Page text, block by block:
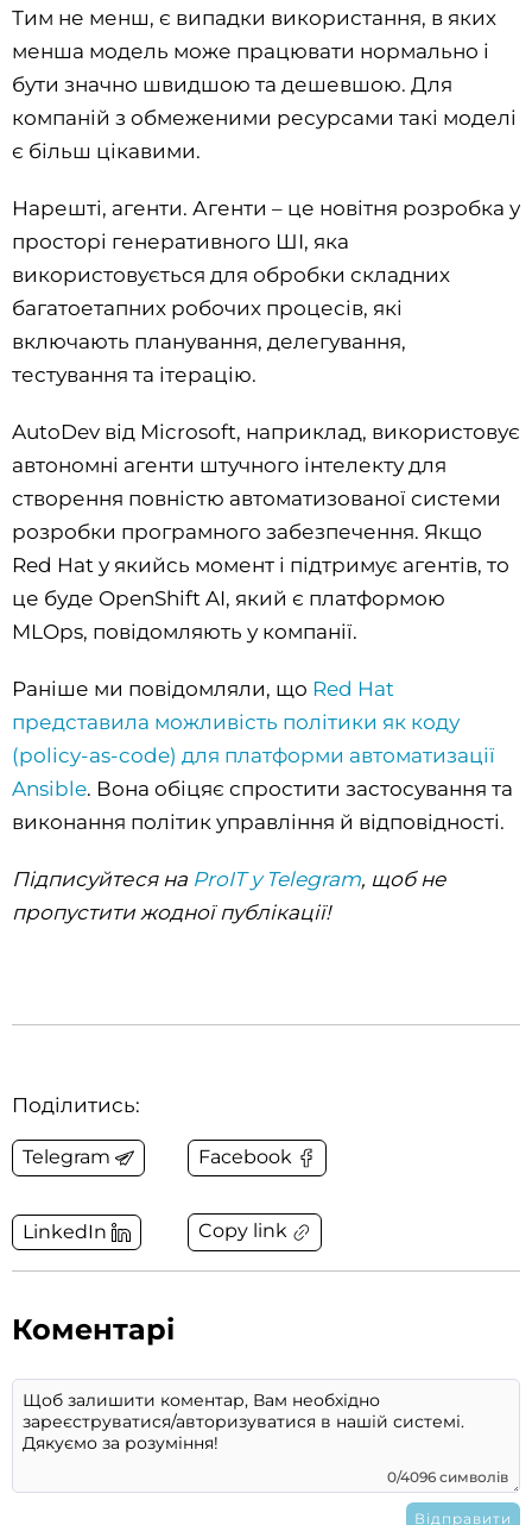
Тим не менш, є випадки використання, в яких
менша модель може працювати нормально і
бути значно швидшою та дешевшою. Для
компаній з обмеженими ресурсами такі моделі
є більш цікавими.
Нарешті, агенти. Агенти – це новітня розробка у
просторі генеративного ШІ, яка
використовується для обробки складних
багатоетапних робочих процесів, які
включають планування, делегування,
тестування та ітерацію.
AutoDev від Microsoft, наприклад, використовує
автономні агенти штучного інтелекту для
створення повністю автоматизованої системи
розробки програмного забезпечення. Якщо
Red Hat у якийсь момент і підтримує агентів, то
це буде OpenShift AI, який є платформою
MLOps, повідомляють у компанії.
Раніше ми повідомляли, що Red Hat
представила можливість політики як коду
(policy-as-code) для платформи автоматизації
Ansible. Вона обіцяє спростити застосування та
виконання політик управління й відповідності.
Підписуйтеся на ProIT у Telegram, щоб не
пропустити жодної публікації!
Поділитись:
Telegram Facebook
LinkedIn Copy link
Коментарі
0/4096 символів